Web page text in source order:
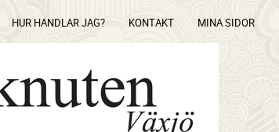
HUR HANDLAR JAG? KONTAKT MINA SIDOR